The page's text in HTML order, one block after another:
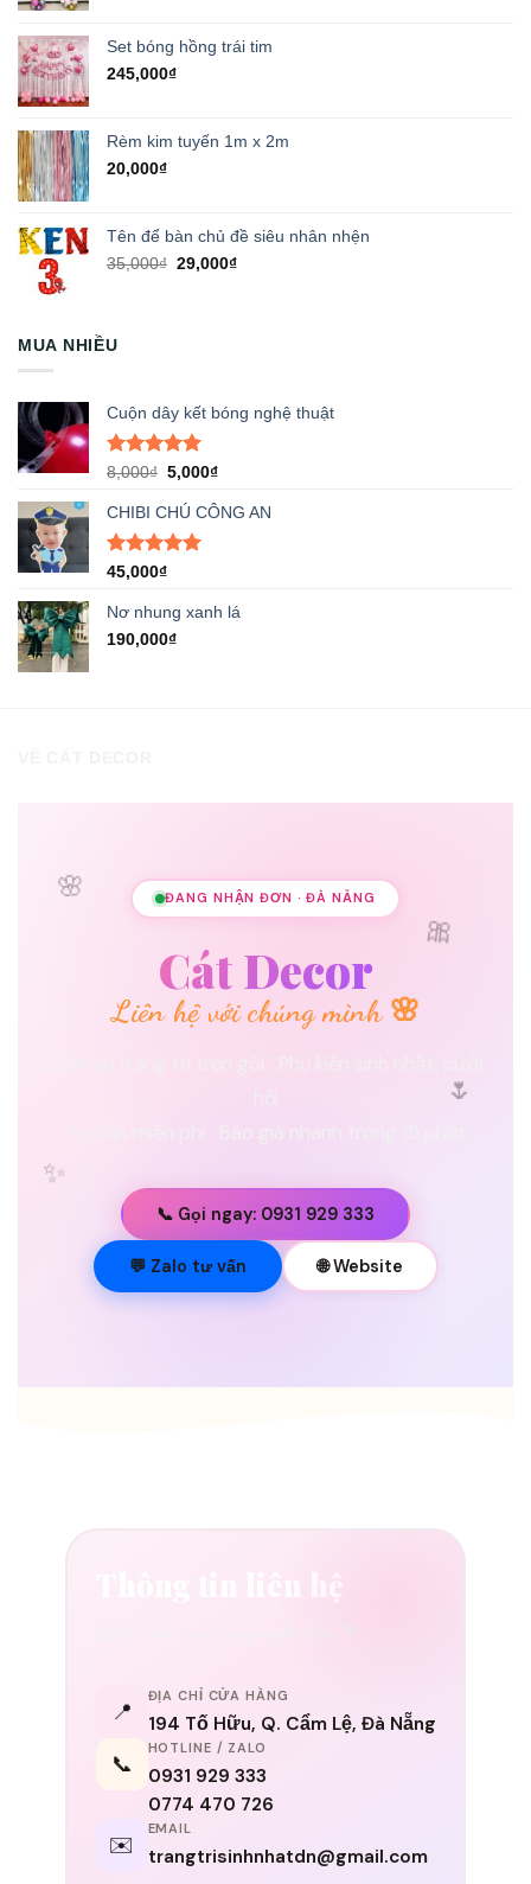
Set bóng hồng trái tim
245,000₫
Rèm kim tuyến 1m x 2m
20,000₫
Tên để bàn chủ đề siêu nhân nhện
35,000₫ Giá
29,000₫Giá
MUA NHIỀU
Cuộn dây kết bóng nghệ thuật
Được xếp
5 sao
8,000₫ Giá
là:
8,000₫.
5,000₫Giá
tại
CHIBI CHÚ CÔNG AN
Được xếp
5 sao
45,000₫
Nơ nhung xanh lá
190,000₫
🌸
🎀
✨
🌷
💐
ĐANG NHẬN ĐƠN · ĐÀ NẴNG
Cát Decor
Liên hệ với chúng mình 🌸
📞 Gọi ngay: 0931 929 333
💬 Zalo tư vấn 🌐 Website
Thông tin liên hệ
📍
ĐỊA CHỈ CỬA HÀNG
194 Tố Hữu, Q. Cẩm Lệ, Đà Nẵng
📞
HOTLINE / ZALO
0931 929 333
0774 470 726
✉️
EMAIL
trangtrisinhnhatdn@gmail.com